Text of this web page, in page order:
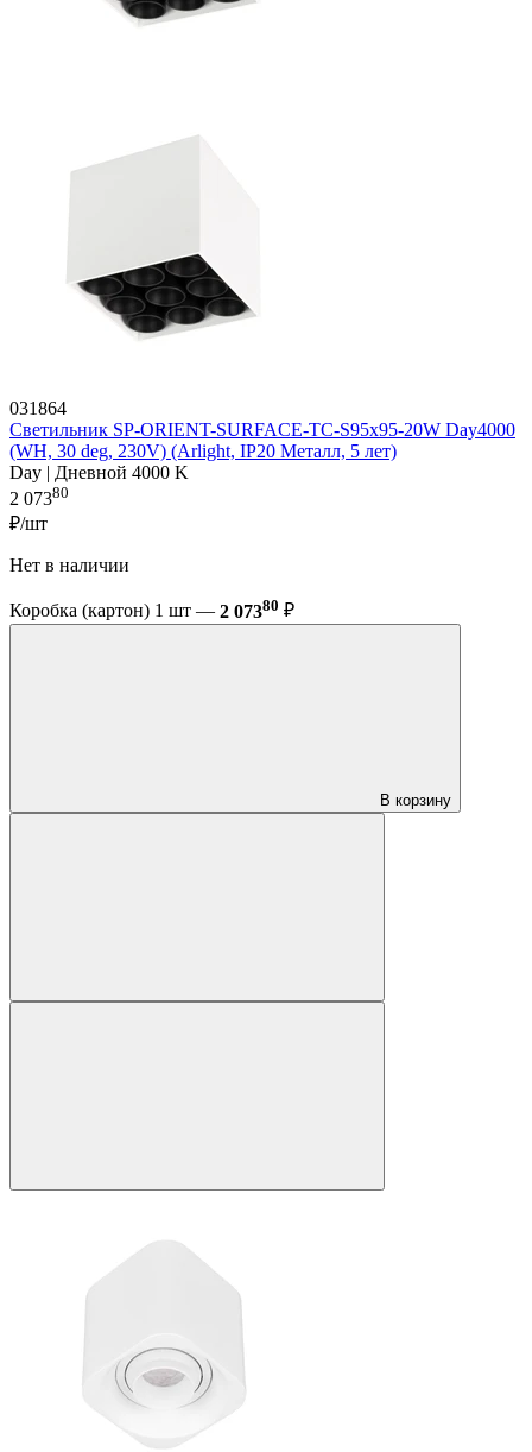
031864
Светильник SP-ORIENT-SURFACE-TC-S95x95-20W Day4000
(WH, 30 deg, 230V) (Arlight, IP20 Металл, 5 лет)
Day | Дневной 4000 K
2 07380
₽/шт
Нет в наличии
Коробка (картон) 1 шт — 2 07380 ₽
В корзину